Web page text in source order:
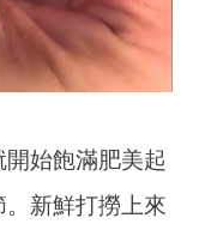
始飽滿肥美起
新鮮打撈上來